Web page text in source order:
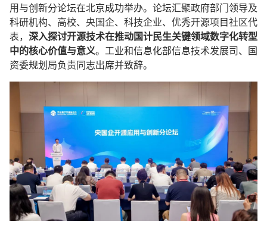
用与创新分论坛在北京成功举办。论坛汇聚政府部门领导及
科研机构、高校、央国企、科技企业、优秀开源项目社区代
表， 深入探讨开源技术在推动国计民生关键领域数字化转型
中的核心价值与意义。工业和信息化部信息技术发展司、国
资委规划局负责同志出席并致辞。